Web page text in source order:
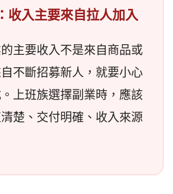
收入主要來自拉人加入
主要收入不是來自商品或
不斷招募新人，就要小心
上班族選擇副業時，應該
楚、交付明確、收入來源